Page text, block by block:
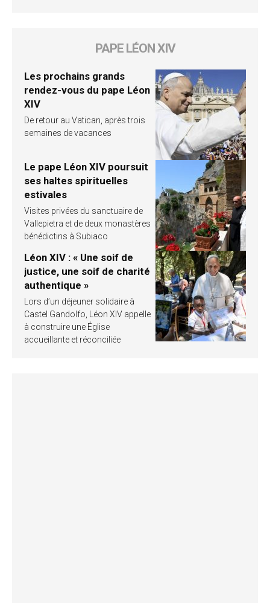
PAPE LÉON XIV
Les prochains grands
rendez-vous du pape Léon
XIV
De retour au Vatican, après trois
semaines de vacances
Le pape Léon XIV poursuit
ses haltes spirituelles
estivales
Visites privées du sanctuaire de
Vallepietra et de deux monastères
bénédictins à Subiaco
Léon XIV : « Une soif de
justice, une soif de charité
authentique »
Lors d’un déjeuner solidaire à
Castel Gandolfo, Léon XIV appelle
à construire une Église
accueillante et réconciliée